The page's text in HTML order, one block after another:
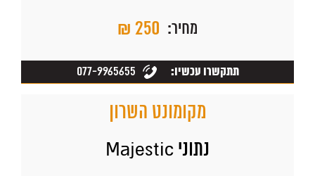
מחיר: ₪ 250
תתקשרו עכשיו: 077-9965655
מקומונט השרון
נתוני Majestic